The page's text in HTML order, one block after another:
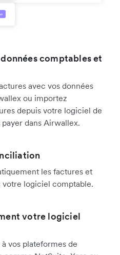
comptables et
avec vos données
ou importez
depuis votre logiciel de
dans Airwallex.
les factures et
votre logiciel comptable.
votre logiciel
vos plateformes de